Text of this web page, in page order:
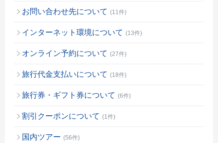
お問い合わせ先について (11件)
インターネット環境について (13件)
オンライン予約について (27件)
旅行代金支払いについて (18件)
旅行券・ギフト券について (6件)
割引クーポンについて (1件)
国内ツアー (56件)